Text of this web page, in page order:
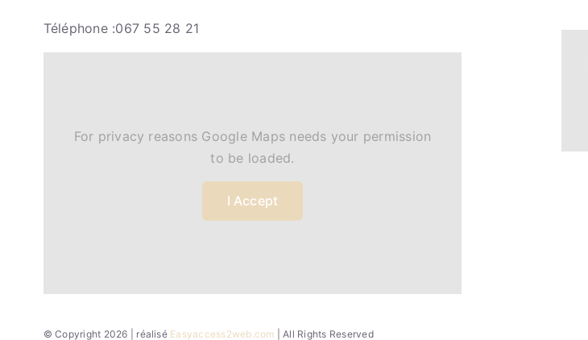
Téléphone :067 55 28 21
For privacy reasons Google Maps needs your permission
to be loaded.
I Accept
© Copyright 2026 | réalisé Easyaccess2web.com | All Rights Reserved